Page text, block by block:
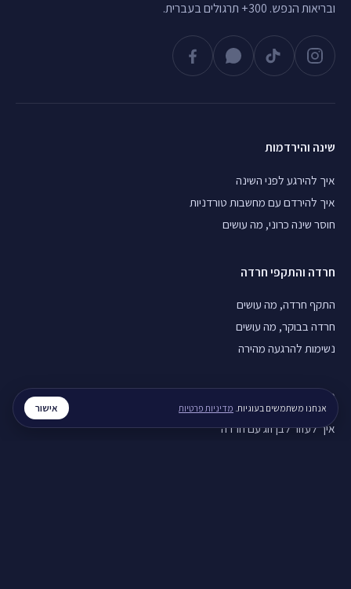
ובריאות הנפש. 300+ תרגולים בעברית.
שינה והירדמות
איך להירגע לפני השינה
איך להירדם עם מחשבות טורדניות
חוסר שינה כרוני, מה עושים
חרדה והתקפי חרדה
התקף חרדה, מה עושים
חרדה בבוקר, מה עושים
נשימות להרגעה מהירה
מערכות יחסים
איך לעזור לבן זוג עם חרדה
אנחנו משתמשים בעוגיות. מדיניות פרטיות אישור